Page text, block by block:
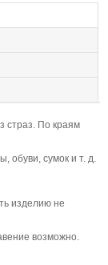
страз. По краям
обуви, сумок и т. д.
изделию не
возможно.